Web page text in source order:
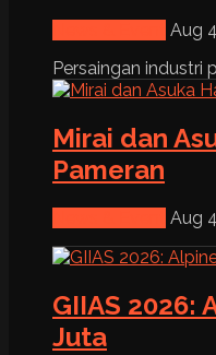
Aug
Persaingan
Mirai dan
Pameran
Aug
GIIAS 2026:
Juta